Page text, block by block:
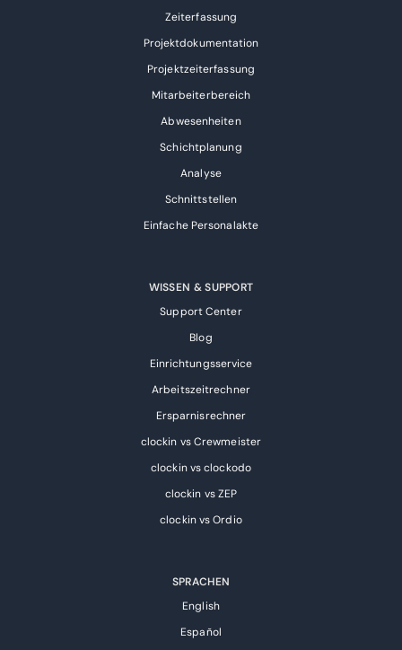
Zeiterfassung
Projektdokumentation
Projektzeiterfassung
Mitarbeiterbereich
Abwesenheiten
Schichtplanung
Analyse
Schnittstellen
Einfache Personalakte
WISSEN & SUPPORT
Support Center
Blog
Einrichtungsservice
Arbeitszeitrechner
Ersparnisrechner
clockin vs Crewmeister
clockin vs clockodo
clockin vs ZEP
clockin vs Ordio
SPRACHEN
English
Español